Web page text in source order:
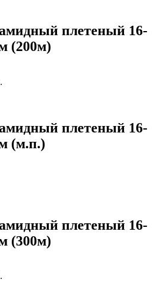
плетеный 16-
(200м)
плетеный 16-
(м.п.)
плетеный 16-
(300м)